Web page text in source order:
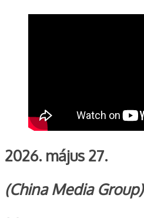
2026. május 27.
(China Media Group)